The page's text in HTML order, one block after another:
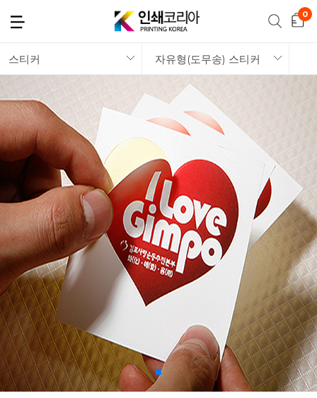
스티커 자유형(도무송) 스티커